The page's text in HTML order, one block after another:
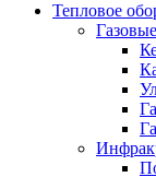
Тепловое